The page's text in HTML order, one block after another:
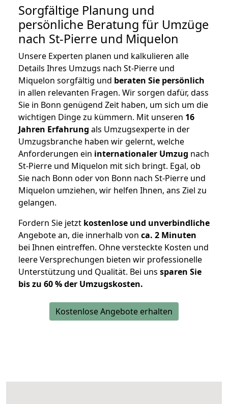
Sorgfältige Planung und
persönliche Beratung für Umzüge
nach St-Pierre und Miquelon
Unsere Experten planen und kalkulieren alle
Details Ihres Umzugs nach St-Pierre und
Miquelon sorgfältig und beraten Sie persönlich
in allen relevanten Fragen. Wir sorgen dafür, dass
Sie in Bonn genügend Zeit haben, um sich um die
wichtigen Dinge zu kümmern. Mit unseren 16
Jahren Erfahrung als Umzugsexperte in der
Umzugsbranche haben wir gelernt, welche
Anforderungen ein internationaler Umzug nach
St-Pierre und Miquelon mit sich bringt. Egal, ob
Sie nach Bonn oder von Bonn nach St-Pierre und
Miquelon umziehen, wir helfen Ihnen, ans Ziel zu
gelangen.
Fordern Sie jetzt kostenlose und unverbindliche
Angebote an, die innerhalb von ca. 2 Minuten
bei Ihnen eintreffen. Ohne versteckte Kosten und
leere Versprechungen bieten wir professionelle
Unterstützung und Qualität. Bei uns sparen Sie
bis zu 60 % der Umzugskosten.
Kostenlose Angebote erhalten